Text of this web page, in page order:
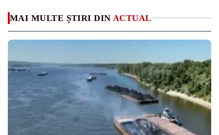
MAI MULTE ȘTIRI DIN ACTUAL